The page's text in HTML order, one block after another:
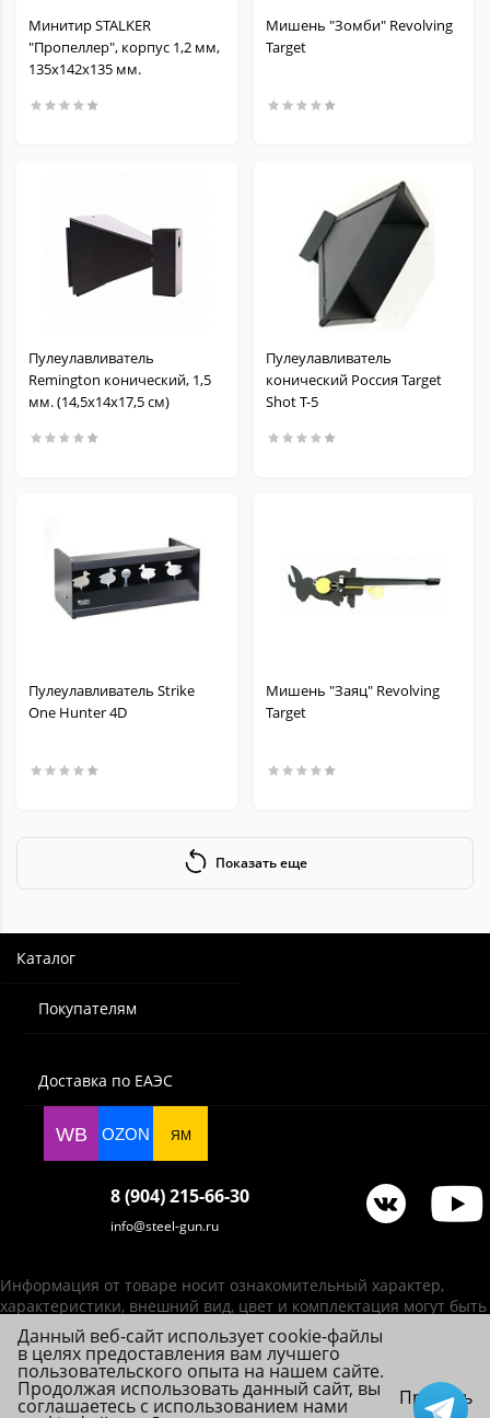
Минитир STALKER
"Пропеллер", корпус 1,2 мм,
135х142х135 мм.
Мишень "Зомби" Revolving
Target
Пулеулавливатель
Remington конический, 1,5
мм. (14,5х14х17,5 см)
Пулеулавливатель
конический Россия Target
Shot T-5
Пулеулавливатель Strike
One Hunter 4D
Мишень "Заяц" Revolving
Target
Показать еще
Каталог
Покупателям
Доставка по ЕАЭС
WB OZON ЯМ
8 (904) 215-66-30
info@steel-gun.ru
Информация от товаре носит ознакомительный характер,
характеристики, внешний вид, цвет и комплектация могут быть
изменены производителем без уведомления.
ИП Фролова А. В., ОГРНИП 314784720200492
© 2026 Steel-Gun (Стил Ган) - оптовый интернет-магазин ножей, пневматики,
товаров для страйкбола и туризма.
Данный веб-сайт использует cookie-файлы
в целях предоставления вам лучшего
пользовательского опыта на нашем сайте.
Продолжая использовать данный сайт, вы
соглашаетесь с использованием нами Принять